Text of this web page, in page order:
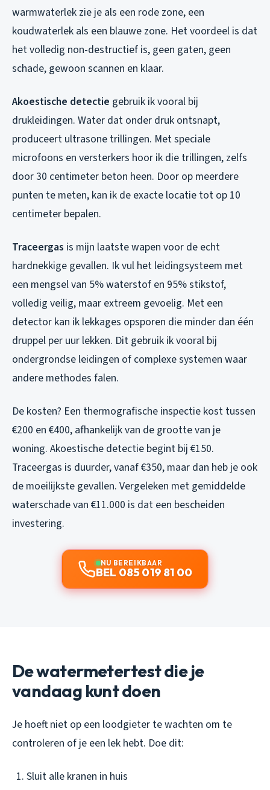
warmwaterlek zie je als een rode zone, een
koudwaterlek als een blauwe zone. Het voordeel is dat
het volledig non-destructief is, geen gaten, geen
schade, gewoon scannen en klaar.
Akoestische detectie gebruik ik vooral bij
drukleidingen. Water dat onder druk ontsnapt,
produceert ultrasone trillingen. Met speciale
microfoons en versterkers hoor ik die trillingen, zelfs
door 30 centimeter beton heen. Door op meerdere
punten te meten, kan ik de exacte locatie tot op 10
centimeter bepalen.
Traceergas is mijn laatste wapen voor de echt
hardnekkige gevallen. Ik vul het leidingsysteem met
een mengsel van 5% waterstof en 95% stikstof,
volledig veilig, maar extreem gevoelig. Met een
detector kan ik lekkages opsporen die minder dan één
druppel per uur lekken. Dit gebruik ik vooral bij
ondergrondse leidingen of complexe systemen waar
andere methodes falen.
De kosten? Een thermografische inspectie kost tussen
€200 en €400, afhankelijk van de grootte van je
woning. Akoestische detectie begint bij €150.
Traceergas is duurder, vanaf €350, maar dan heb je ook
de moeilijkste gevallen. Vergeleken met gemiddelde
waterschade van €11.000 is dat een bescheiden
investering.
NU BEREIKBAAR
BEL 085 019 81 00
De watermetertest die je
vandaag kunt doen
Je hoeft niet op een loodgieter te wachten om te
controleren of je een lek hebt. Doe dit:
Sluit alle kranen in huis